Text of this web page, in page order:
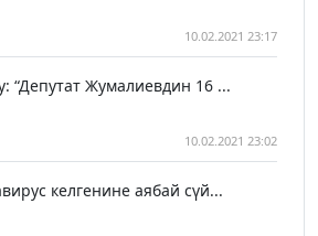
10.02.2021 23:17
“Депутат Жумалиевдин 16 ...
10.02.2021 23:02
келгенине аябай сүй...